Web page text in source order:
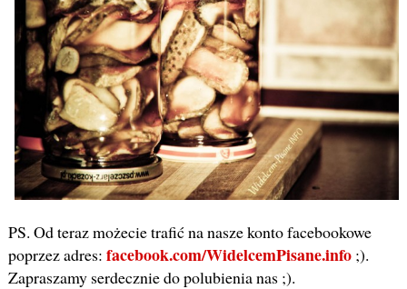
PS. Od teraz możecie trafić na nasze konto facebookowe
poprzez adres: facebook.com/WidelcemPisane.info;).
Zapraszamy serdecznie do polubienia nas ;).